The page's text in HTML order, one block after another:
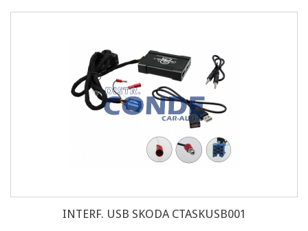
INTERF. USB SKODA CTASKUSB001